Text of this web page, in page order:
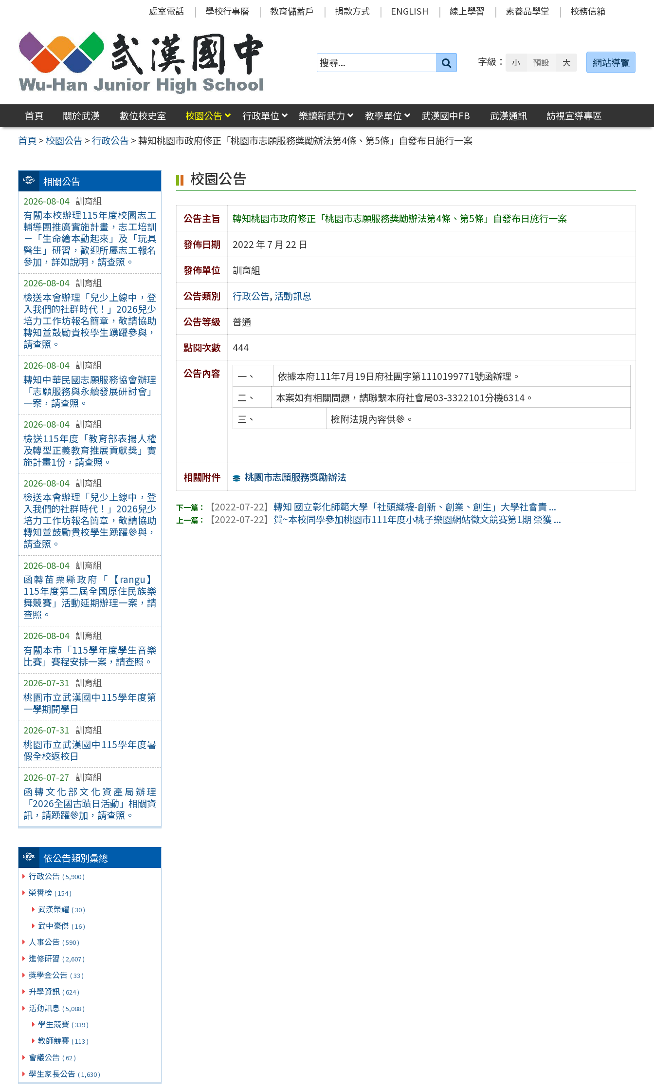
區
處室電話 學校行事曆 教育儲蓄戶 捐款方式 ENGLISH 線上學習 素養品學堂 校務信箱
搜
字級： 小 預設 大 網站導覽
首頁 關於武漢 數位校史室 校園公告 行政單位 樂讀新武力 教學單位 武漢國中FB 武漢通訊
訪視宣導專區
首頁 >校園公告 >行政公告 >轉知桃園市政府修正「桃園市志願服務獎勵辦法第4條、第5條」自發布日施行一案
相關公告
2026-08-04 訓育組
有關本校辦理115年度校園志工
輔導團推廣實施計畫，志工培訓
－「生命繪本動起來」及「玩具
醫生」研習，歡迎所屬志工報名
參加，詳如說明，請查照。
2026-08-04 訓育組
檢送本會辦理「兒少上線中，登
入我們的社群時代！」2026兒少
培力工作坊報名簡章，敬請協助
轉知並鼓勵貴校學生踴躍參與，
請查照。
2026-08-04 訓育組
轉知中華民國志願服務協會辦理
「志願服務與永續發展研討會」
一案，請查照。
2026-08-04 訓育組
檢送115年度「教育部表揚人權
及轉型正義教育推展貢獻獎」實
施計畫1份，請查照。
2026-08-04 訓育組
檢送本會辦理「兒少上線中，登
入我們的社群時代！」2026兒少
培力工作坊報名簡章，敬請協助
轉知並鼓勵貴校學生踴躍參與，
請查照。
2026-08-04 訓育組
函轉苗栗縣政府「【rangu】
115年度第二屆全國原住民族樂
舞競賽」活動延期辦理一案，請
查照。
2026-08-04 訓育組
有關本市「115學年度學生音樂
比賽」賽程安排一案，請查照。
2026-07-31 訓育組
桃園市立武漢國中115學年度第
一學期開學日
2026-07-31 訓育組
桃園市立武漢國中115學年度暑
假全校返校日
2026-07-27 訓育組
函轉文化部文化資產局辦理
「2026全國古蹟日活動」相關資
訊，請踴躍參加，請查照。
依公告類別彙總
行政公告 ( 5,900 )
榮譽榜 ( 154 )
武漢榮耀 ( 30 )
武中豪傑 ( 16 )
人事公告 ( 590 )
進修研習 ( 2,607 )
獎學金公告 ( 33 )
升學資訊 ( 624 )
活動訊息 ( 5,088 )
學生競賽 ( 339 )
教師競賽 ( 113 )
會議公告 ( 62 )
學生家長公告 ( 1,630 )
校園公告
公告主旨
轉知桃園市政府修正「桃園市志願服務獎勵辦法第4條、第5條」自發布日施行一案
發佈日期
2022 年 7 月 22 日
發佈單位
訓育組
公告類別
行政公告, 活動訊息
公告等級
普通
點閱次數
444
公告內容
一、
依據本府111年7月19日府社團字第1110199771號函辦理。
二、
本案如有相關問題，請聯繫本府社會局03-3322101分機6314。
三、
檢附法規內容供參。
相關附件 桃園市志願服務獎勵辦法
【2022-07-22】轉知 國立彰化師範大學「社頭織襪-創新、創業、創生」大學社會責 ...
【2022-07-22】 賀~本校同學參加桃園市111年度小桃子樂園網站徵文競賽第1期 榮獲 ...